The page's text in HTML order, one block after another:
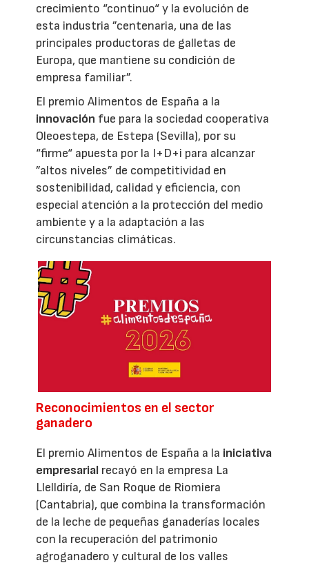
crecimiento “continuo“ y la evolución de
esta industria ”centenaria, una de las
principales productoras de galletas de
Europa, que mantiene su condición de
empresa familiar”.
El premio Alimentos de España a la
innovación fue para la sociedad cooperativa
Oleoestepa, de Estepa (Sevilla), por su
“firme“ apuesta por la I+D+i para alcanzar
”altos niveles” de competitividad en
sostenibilidad, calidad y eficiencia, con
especial atención a la protección del medio
ambiente y a la adaptación a las
circunstancias climáticas.
Reconocimientos en el sector
ganadero
El premio Alimentos de España a la iniciativa
empresarial recayó en la empresa La
Llelldiría, de San Roque de Riomiera
(Cantabria), que combina la transformación
de la leche de pequeñas ganaderías locales
con la recuperación del patrimonio
agroganadero y cultural de los valles